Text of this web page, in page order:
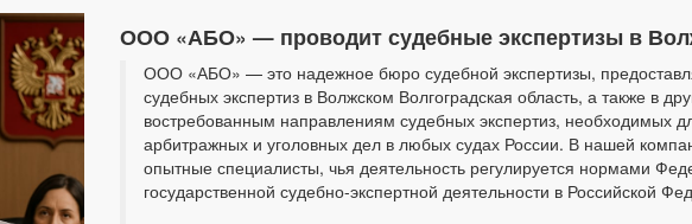
ООО «АБО» — проводит судебные экспертизы в
ООО «АБО» — это надежное бюро судебной экспертизы,
судебных экспертиз в Волжском Волгоградская область, а также в
востребованным направлениям судебных экспертиз, необходимых
арбитражных и уголовных дел в любых судах России. В нашей
опытные специалисты, чья деятельность регулируется нормами
государственной судебно-экспертной деятельности в Российской